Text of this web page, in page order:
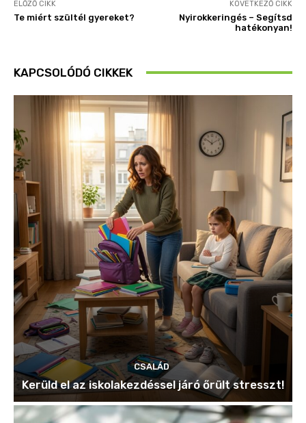
ELŐZŐ CIKK
Te miért szültél gyereket?
KÖVETKEZŐ CIKK
Nyirokkeringés – Segítsd
hatékonyan!
KAPCSOLÓDÓ CIKKEK
CSALÁD
Kerüld el az iskolakezdéssel járó őrült stresszt!